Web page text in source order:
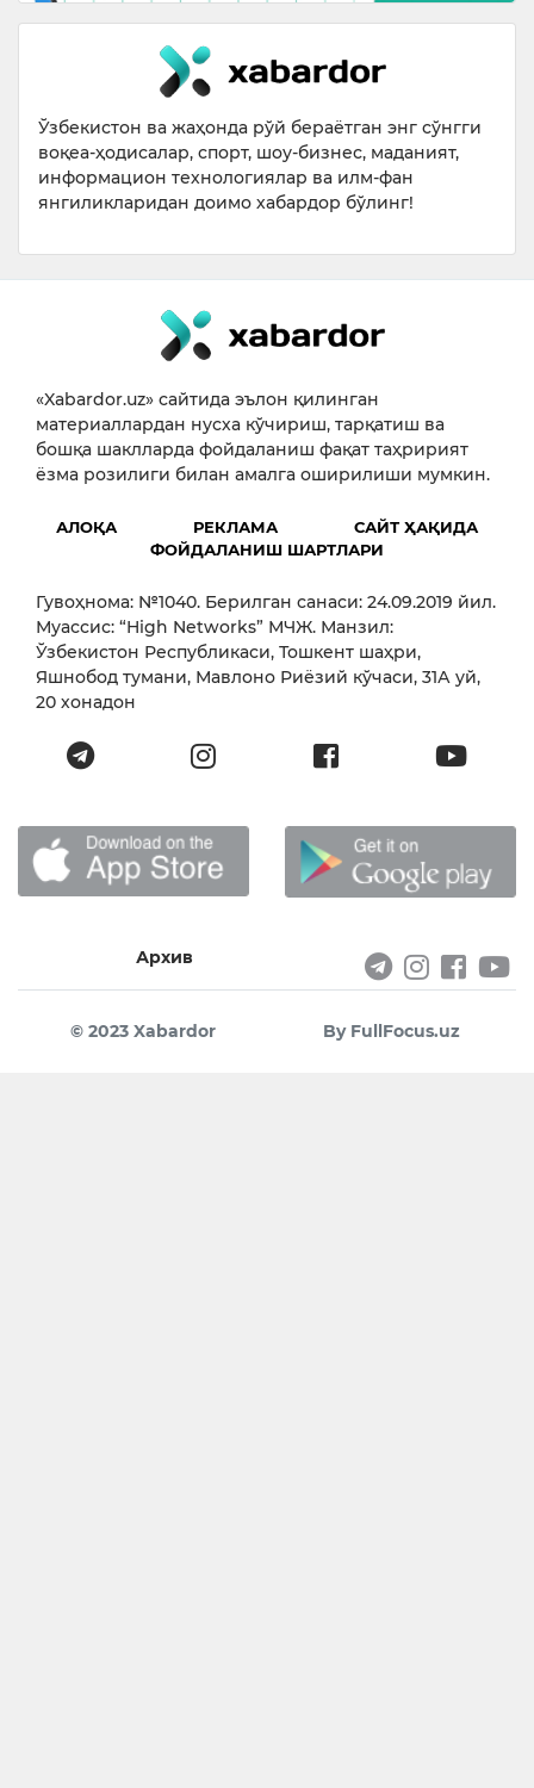
Ўзбекистон ва жаҳонда рўй бераётган энг сўнгги
воқеа-ҳодисалар, спорт, шоу-бизнес, маданият,
информацион технологиялар ва илм-фан
янгиликларидан доимо хабардор бўлинг!
«Xabardor.uz» сайтида эълон қилинган
материаллардан нусха кўчириш, тарқатиш ва
бошқа шаклларда фойдаланиш фақат таҳририят
ёзма розилиги билан амалга оширилиши мумкин.
АЛОҚА РЕКЛАМА
САЙТ ҲАҚИДА
ФОЙДАЛАНИШ ШАРТЛАРИ
Гувоҳнома: №1040. Берилган санаси: 24.09.2019 йил.
Муассис: “High Networks” МЧЖ. Манзил:
Ўзбекистон Республикаси, Тошкент шаҳри,
Яшнобод тумани, Мавлоно Риёзий кўчаси, 31А уй,
20 хонадон
Архив
© 2023 Xabardor By FullFocus.uz